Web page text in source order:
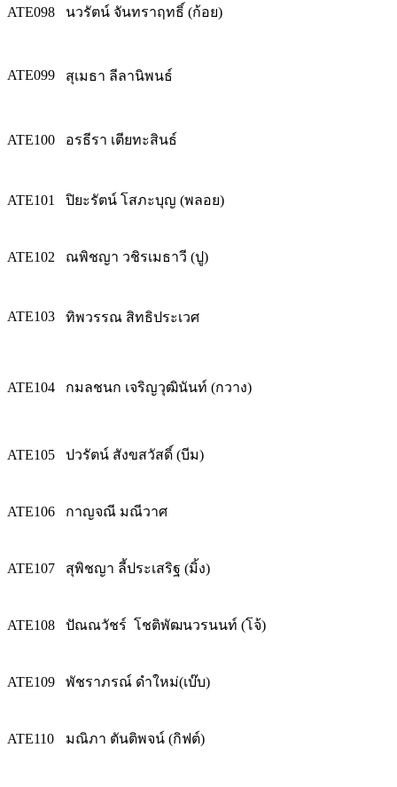
ATE098 นวรัตน์ จันทราฤทธิ์ (ก้อย)
ATE099 สุเมธา ลีลานิพนธ์
ATE100 อรธีรา เตียทะสินธ์
ATE101 ปิยะรัตน์ โสภะบุญ (พลอย)
ATE102 ณพิชญา วชิรเมธาวี (ปู)
ATE103 ทิพวรรณ สิทธิประเวศ
ATE104 กมลชนก เจริญวุฒินันท์ (กวาง)
ATE105 ปวรัตน์ สังขสวัสดิ์ (บีม)
ATE106 กาญจณี มณีวาศ
ATE107 สุพิชญา ลี้ประเสริฐ (มิ้ง)
ATE108 ปัณณวัชร์ โชติพัฒนวรนนท์ (โจ้)
ATE109 พัชราภรณ์ ดำใหม่(เบ๊บ)
ATE110 มณิภา ตันติพจน์ (กิฟต์)